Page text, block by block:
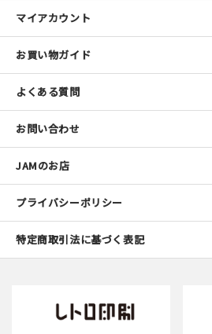
マイアカウント
お買い物ガイド
よくある質問
お問い合わせ
JAMのお店
プライバシーポリシー
特定商取引法に基づく表記